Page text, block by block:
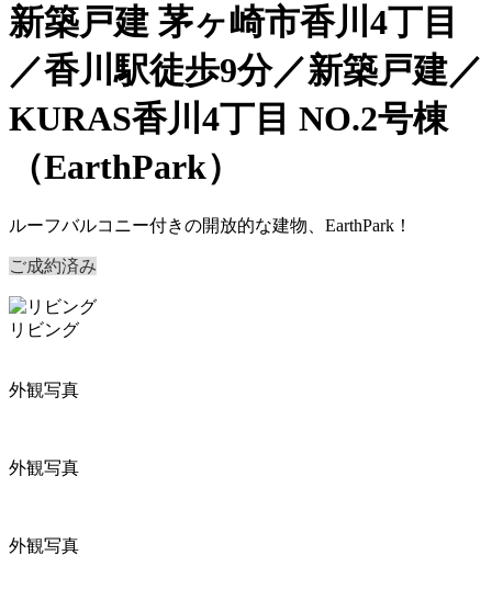
新築戸建 茅ヶ崎市香川4丁目
／香川駅徒歩9分／新築戸建／
KURAS香川4丁目 NO.2号棟
（EarthPark）
ルーフバルコニー付きの開放的な建物、EarthPark！
ご成約済み
リビング
外観写真
外観写真
外観写真